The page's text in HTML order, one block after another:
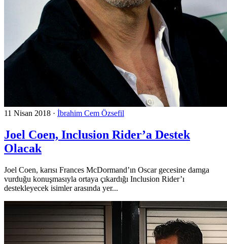
11 Nisan 2018 · İbrahim Cem Özsefil
Joel Coen, Inclusion Rider’a Destek
Olacak
Joel Coen, karısı Frances McDormand’ın Oscar gecesine damga
vurduğu konuşmasıyla ortaya çıkardığı Inclusion Rider’ı
destekleyecek isimler arasında yer...